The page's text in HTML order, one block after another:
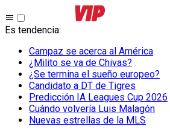
Es tendencia:
Campaz se acerca al América
¿Milito se va de Chivas?
¿Se termina el sueño europeo?
Candidato a DT de Tigres
Predicción IA Leagues Cup 2026
Cuándo volvería Luis Malagón
Nuevas estrellas de la MLS